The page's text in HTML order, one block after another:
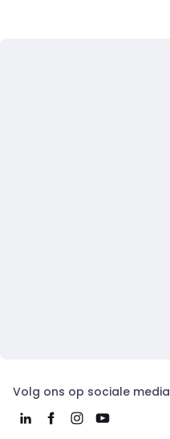
Volg ons op sociale media